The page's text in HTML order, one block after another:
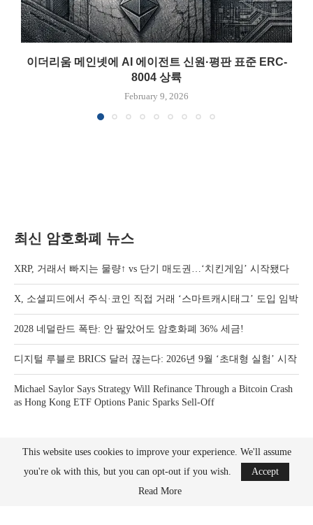
이더리움 메인넷에 AI 에이전트 신원·평판 표준 ERC-
8004 상륙
February 9, 2026
최신 암호화폐 뉴스
XRP, 거래서 빠지는 물량↑ vs 단기 매도권…‘치킨게임’ 시작됐다
X, 소셜피드에서 주식·코인 직접 거래 ‘스마트캐시태그’ 도입 임박
2028 네덜란드 폭탄: 안 팔았어도 암호화폐 36% 세금!
디지털 루블로 BRICS 달러 끊는다: 2026년 9월 ‘초대형 실험’ 시작
Michael Saylor Says Strategy Will Refinance Through a Bitcoin Crash
as Hong Kong ETF Options Panic Sparks Sell-Off
Bitcoin News Crypto is the leader in news and information on cryptocurrency, digital
This website uses cookies to improve your experience. We'll assume
you're ok with this, but you can opt-out if you wish.
Accept
Read More